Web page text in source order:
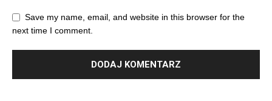
Save my name, email, and website in this browser for the
next time I comment.